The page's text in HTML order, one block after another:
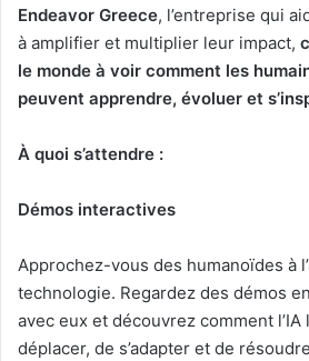
Endeavor Greece, l’entreprise qui
à amplifier et multiplier leur impact,
le monde à voir comment les
peuvent apprendre, évoluer et
À quoi s’attendre :
Démos interactives
Approchez-vous des humanoïdes à
technologie. Regardez des démos
avec eux et découvrez comment
déplacer, de s’adapter et de